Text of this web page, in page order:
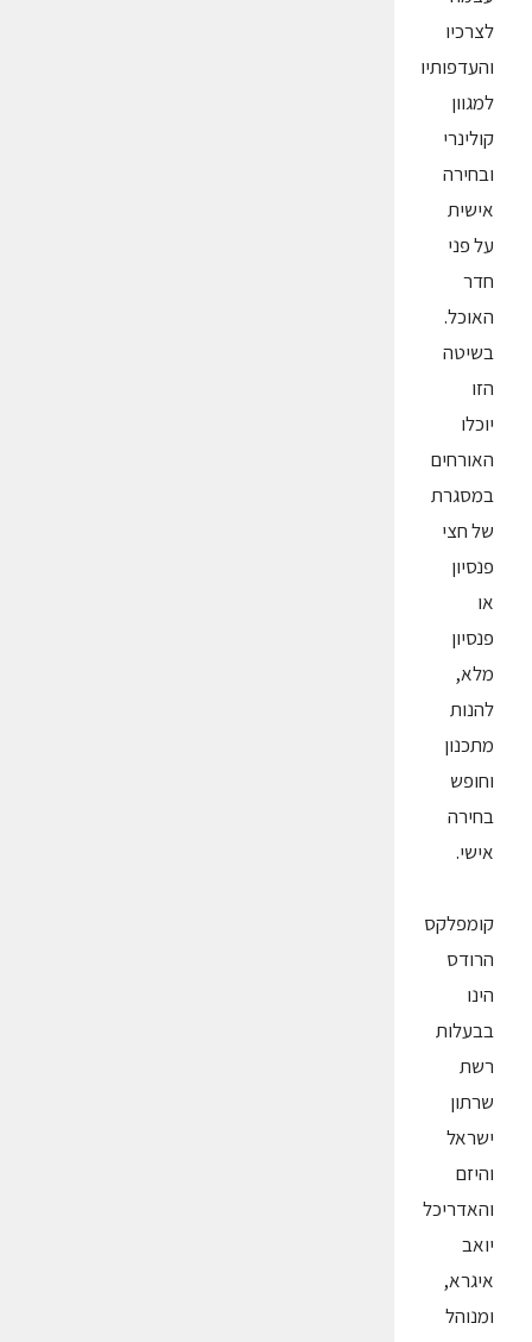
לצרכיו
והעדפותיו
למגוון
קולינרי
ובחירה
אישית
על פני
חדר
האוכל.
בשיטה
הזו
יוכלו
האורחים
במסגרת
של חצי
פנסיון
או
פנסיון
מלא,
להנות
מתכנון
וחופש
בחירה
אישי.
קומפלקס
הרודס
הינו
בבעלות
רשת
שרתון
ישראל
והיזם
והאדריכל
יואב
איגרא,
ומנוהל